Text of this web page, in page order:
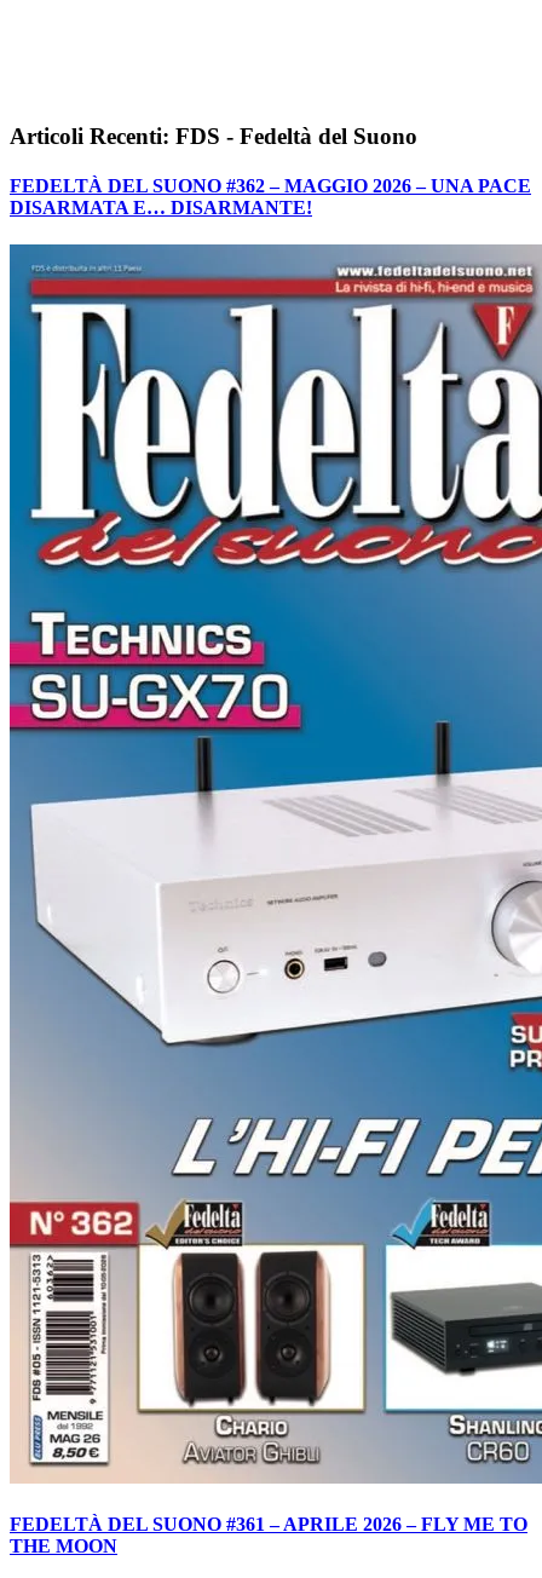
Articoli Recenti: FDS - Fedeltà del Suono
FEDELTÀ DEL SUONO #362 – MAGGIO 2026 – UNA PACE
DISARMATA E… DISARMANTE!
FEDELTÀ DEL SUONO #361 – APRILE 2026 – FLY ME TO
THE MOON